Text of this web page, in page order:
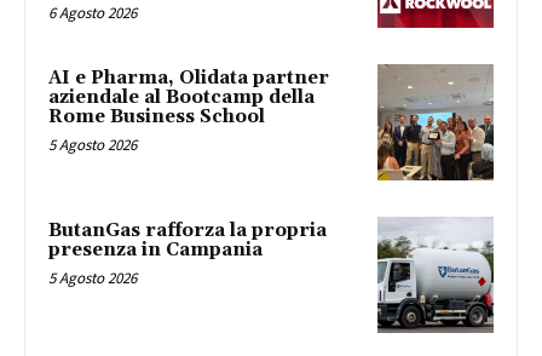
6 Agosto 2026
AI e Pharma, Olidata partner
aziendale al Bootcamp della
Rome Business School
5 Agosto 2026
ButanGas rafforza la propria
presenza in Campania
5 Agosto 2026